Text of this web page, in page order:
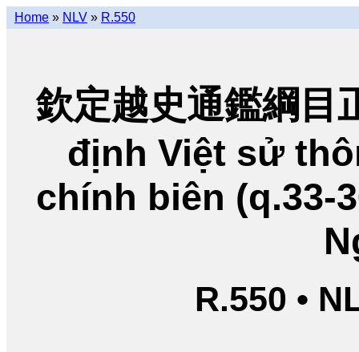
Home » NLV » R.550
欽定越史通鑑綱目
định Việt sử
chính biên (q.33-
R.550 •